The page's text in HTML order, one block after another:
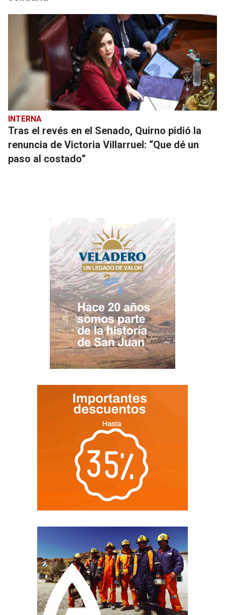
INTERNA
Tras el revés en el Senado, Quirno pidió la
renuncia de Victoria Villarruel: “Que dé un
paso al costado”